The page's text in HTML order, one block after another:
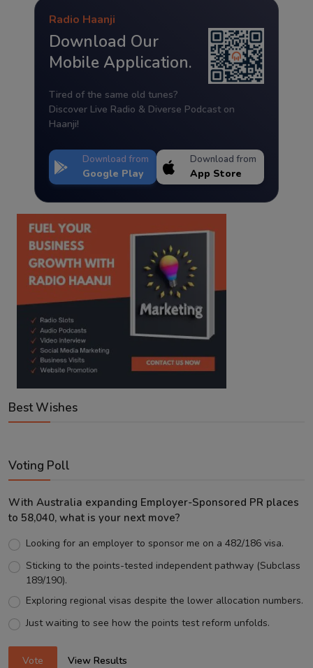
Radio Haanji
Download Our
Mobile Application.
Tired of the same old tunes?
Discover Live Radio & Diverse Podcast on
Haanji!
Download from
Google Play
Download from
App Store
Best Wishes
Voting Poll
With Australia expanding Employer-Sponsored PR places
to 58,040, what is your next move?
Looking for an employer to sponsor me on a 482/186 visa.
Sticking to the points-tested independent pathway (Subclass
189/190).
Exploring regional visas despite the lower allocation numbers.
Just waiting to see how the points test reform unfolds.
Vote View Results